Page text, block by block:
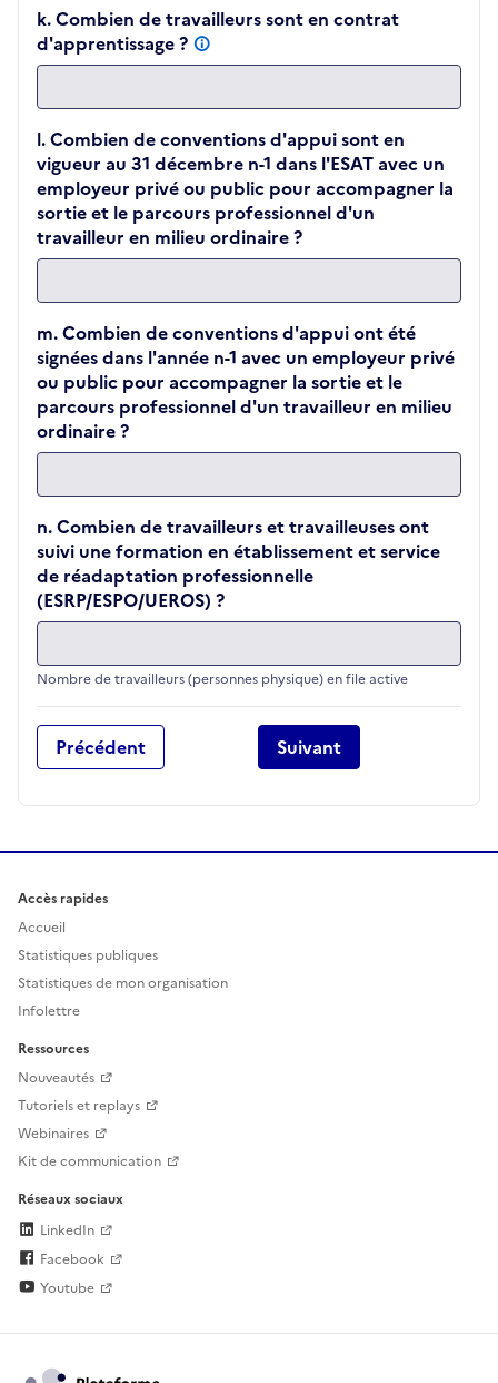
k. Combien de travailleurs sont en contrat
d'apprentissage ?
l. Combien de conventions d'appui sont en
vigueur au 31 décembre n-1 dans l'ESAT avec un
employeur privé ou public pour accompagner la
sortie et le parcours professionnel d'un
travailleur en milieu ordinaire ?
m. Combien de conventions d'appui ont été
signées dans l'année n-1 avec un employeur privé
ou public pour accompagner la sortie et le
parcours professionnel d'un travailleur en milieu
ordinaire ?
n. Combien de travailleurs et travailleuses ont
suivi une formation en établissement et service
de réadaptation professionnelle
(ESRP/ESPO/UEROS) ?
Nombre de travailleurs (personnes physique) en file active
Suivant
Précédent
Accès rapides
Accueil
Statistiques publiques
Statistiques de mon organisation
Infolettre
Ressources
Nouveautés
Tutoriels et replays
Webinaires
Kit de communication
Réseaux sociaux
LinkedIn
Facebook
Youtube